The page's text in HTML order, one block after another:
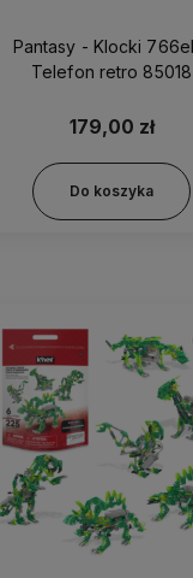
Pantasy - Klocki
Telefon retro 85018
179,00 zł
Do koszyka